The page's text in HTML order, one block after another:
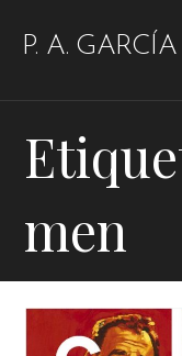
P. A. GARCÍA
men